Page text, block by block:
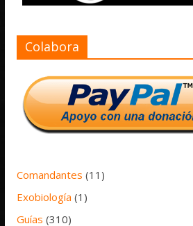
Colabora
Comandantes (11)
Exobiología (1)
Guías (310)